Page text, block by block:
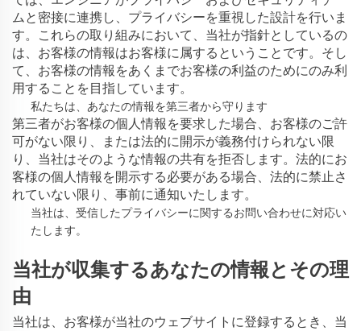
ムと密接に連携し、プライバシーを重視した設計を行いま
す。これらの取り組みにおいて、当社が指針としているの
は、お客様の情報はお客様に属するということです。そし
て、お客様の情報をあくまでお客様の利益のためにのみ利
用することを目指しています。
私たちは、あなたの情報を第三者から守ります
第三者がお客様の個人情報を要求した場合、お客様のご許
可がない限り、または法的に開示が義務付けられない限
り、当社はそのような情報の共有を拒否します。法的にお
客様の個人情報を開示する必要がある場合、法的に禁止さ
れていない限り、事前に通知いたします。
当社は、受信したプライバシーに関するお問い合わせに対応い
たします。
当社が収集するあなたの情報とその理
由
当社は、お客様が当社のウェブサイトに登録するとき、当